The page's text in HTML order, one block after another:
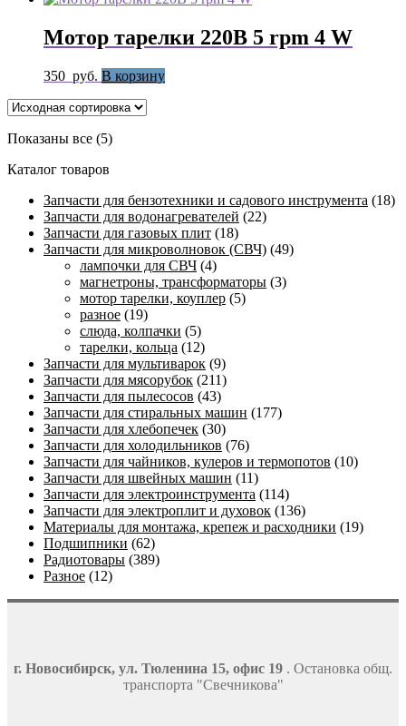
Мотор тарелки 220В 5 rpm 4 W
350 руб. В корзину
Показаны все (5)
Каталог товаров
Запчасти для бензотехники и садового инструмента (18)
Запчасти для водонагревателей (22)
Запчасти для газовых плит (18)
Запчасти для микроволновок (СВЧ) (49)
лампочки для СВЧ (4)
магнетроны, трансформаторы (3)
мотор тарелки, коуплер (5)
разное (19)
слюда, колпачки (5)
тарелки, кольца (12)
Запчасти для мультиварок (9)
Запчасти для мясорубок (211)
Запчасти для пылесосов (43)
Запчасти для стиральных машин (177)
Запчасти для хлебопечек (30)
Запчасти для холодильников (76)
Запчасти для чайников, кулеров и термопотов (10)
Запчасти для швейных машин (11)
Запчасти для электроинструмента (114)
Запчасти для электроплит и духовок (136)
Материалы для монтажа, крепеж и расходники (19)
Подшипники (62)
Радиотовары (389)
Разное (12)
г. Новосибирск, ул. Тюленина 15, офис 19 . Остановка общ.
транспорта "Свечникова"